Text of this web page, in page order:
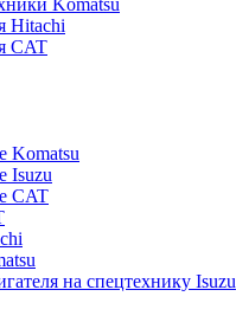
Komatsu
Hitachi
CAT
Komatsu
Isuzu
CAT
на спецтехнику Isuzu